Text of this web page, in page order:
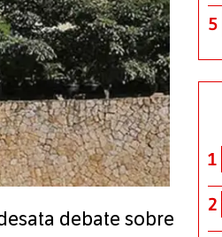
debate sobre
5
1
2